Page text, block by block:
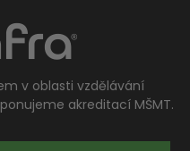
v oblasti vzdělávání
akreditací MŠMT.